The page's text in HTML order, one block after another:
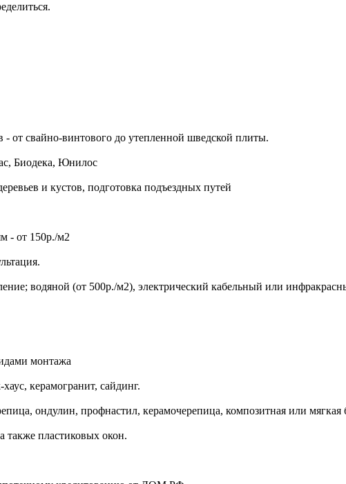
свайно-винтового до утепленной шведской плиты.
Биодека, Юнилос
и кустов, подготовка подъездных путей
- от 150р./м2
водяной (от 500р./м2), электрический кабельный или
монтажа
керамогранит, сайдинг.
ондулин, профнастил, керамочерепица, композитная или мягкая
пластиковых окон.